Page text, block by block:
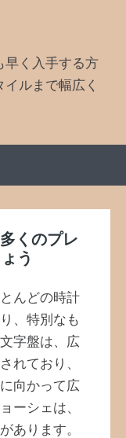
早く入手する方
ルまで幅広く
くのプレ
う
んどの時計
、特別なも
字盤は、広
れており、
向かって広
ーシェは、
あります。